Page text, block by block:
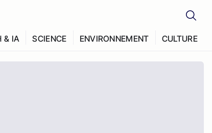
& IA SCIENCE ENVIRONNEMENT CULTURE